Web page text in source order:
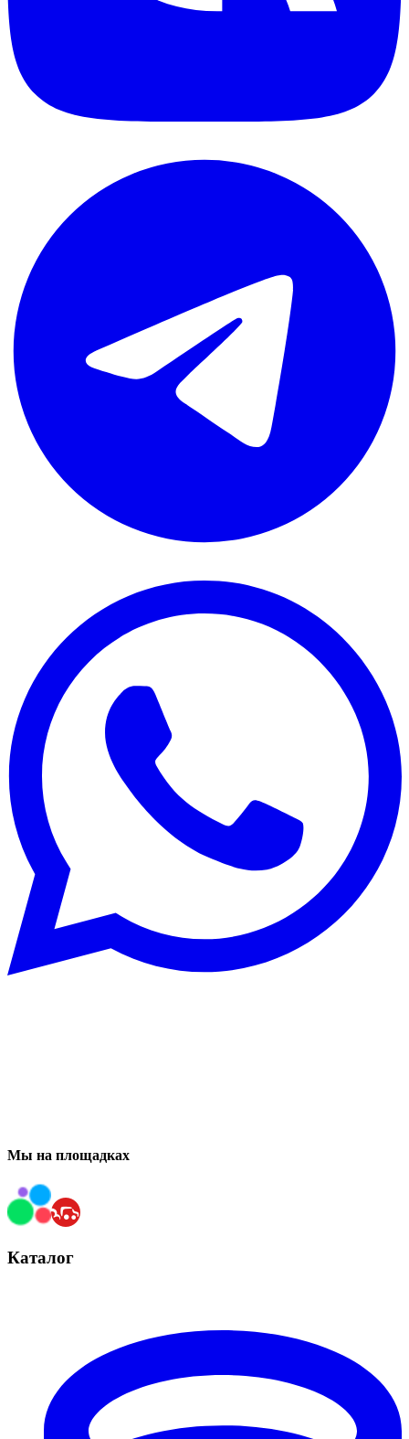
Мы на площадках
Каталог